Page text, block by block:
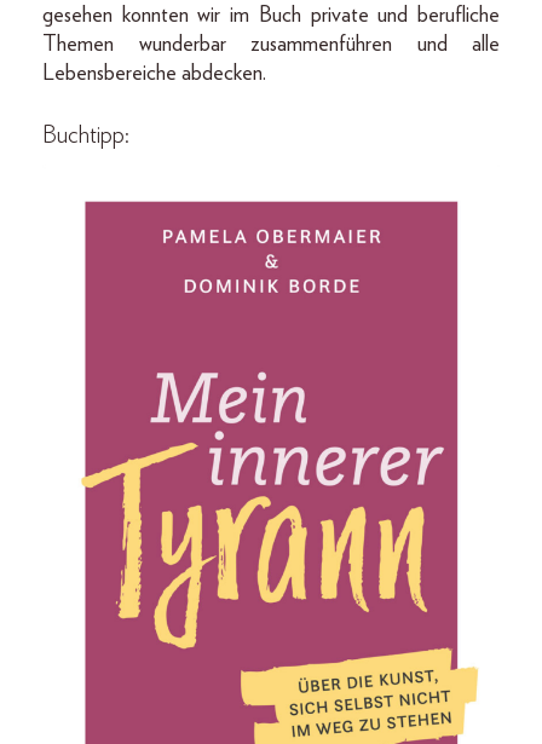
gesehen konnten wir im Buch private und berufliche
Themen wunderbar zusammenführen und alle
Lebensbereiche abdecken.
Buchtipp: